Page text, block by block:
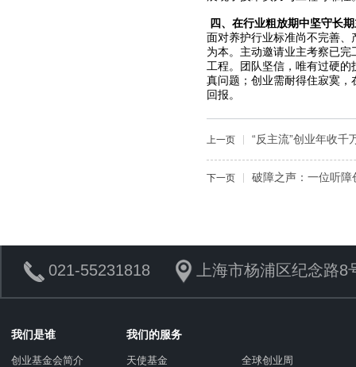
四、 在行业粗放期中坚守长
面对养护行业标准尚不完善
为本。主动邀请业主考察已
工程。团队坚信，唯有过硬
真问题；创业需耐得住寂寞
回报。
上一页 “反主流”创业年收千
下一页 破障之声：一位听
021-55231818 上海市杨浦区纪念路
我们是谁
创业基金会简介
我们的服务
天使基金
全球创业周